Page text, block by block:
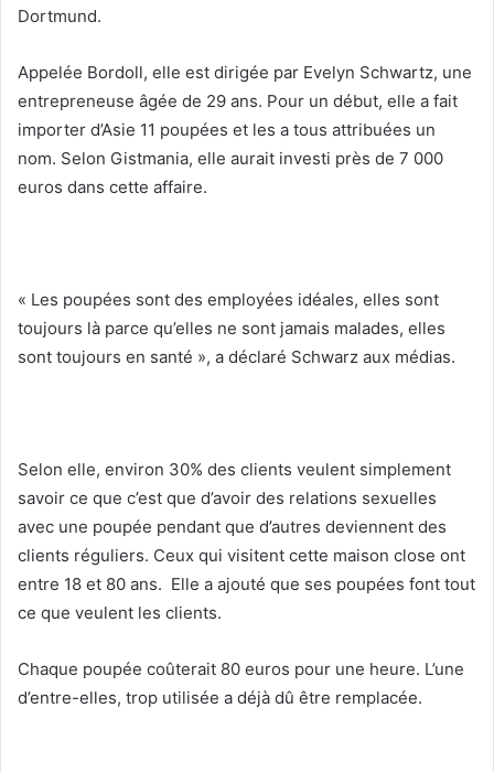
Dortmund.
Appelée Bordoll, elle est dirigée par Evelyn Schwartz, une
entrepreneuse âgée de 29 ans. Pour un début, elle a fait
importer d’Asie 11 poupées et les a tous attribuées un
nom. Selon Gistmania, elle aurait investi près de 7 000
euros dans cette affaire.
« Les poupées sont des employées idéales, elles sont
toujours là parce qu’elles ne sont jamais malades, elles
sont toujours en santé », a déclaré Schwarz aux médias.
Selon elle, environ 30% des clients veulent simplement
savoir ce que c’est que d’avoir des relations sexuelles
avec une poupée pendant que d’autres deviennent des
clients réguliers. Ceux qui visitent cette maison close ont
entre 18 et 80 ans. Elle a ajouté que ses poupées font tout
ce que veulent les clients.
Chaque poupée coûterait 80 euros pour une heure. L’une
d’entre-elles, trop utilisée a déjà dû être remplacée.